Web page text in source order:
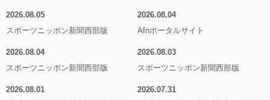
2026.08.05
スポーツニッポン新聞西部版
2026.08.04
Afnポータルサイト
2026.08.04
スポーツニッポン新聞西部版
2026.08.03
スポーツニッポン新聞西部版
2026.08.01
2026.07.31